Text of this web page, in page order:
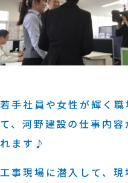
若手社員や女性が輝く職
て、河野建設の仕事内容
れます♪
工事現場に潜入して、現